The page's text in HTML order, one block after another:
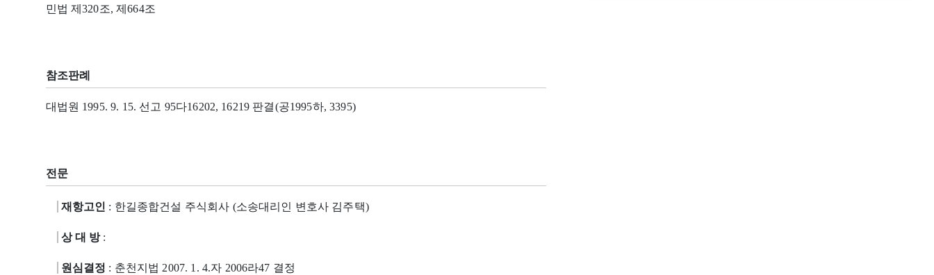
민법 제320조, 제664조
참조판례
대법원 1995. 9. 15. 선고 95다16202, 16219 판결(공1995하, 3395)
전문
재항고인 : 한길종합건설 주식회사 (소송대리인 변호사 김주택)
상 대 방:
원심결정 : 춘천지법 2007. 1. 4.자 2006라47 결정